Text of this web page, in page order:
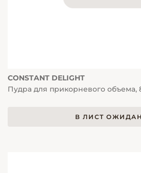
CONSTANT DELIGHT
Пудра для прикорневого объема,
В ЛИСТ